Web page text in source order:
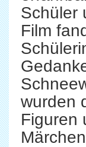
Schüler
Film
wurden
Figuren